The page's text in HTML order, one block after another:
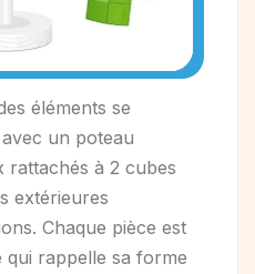
éléments se
un poteau
rattachés à 2 cubes
extérieures
Chaque pièce est
rappelle sa forme